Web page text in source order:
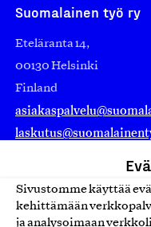
Sivustomme käyttää
kehittämään
ja analysoimaan
Suomalainen työ ry
Eteläranta 14,
00130 Helsinki
Finland
Avainlippu